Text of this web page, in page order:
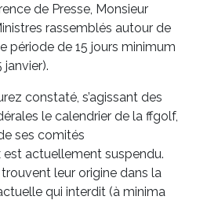
de Presse, Monsieur
rassemblés autour de
période de 15 jours minimum
constaté, s’agissant des
le calendrier de la ffgolf,
ses comités
actuellement suspendu.
leur origine dans la
qui interdit (à minima